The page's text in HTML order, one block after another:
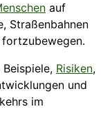
auf
Straßenbahnen
fortzubewegen.
Risiken,
und
im